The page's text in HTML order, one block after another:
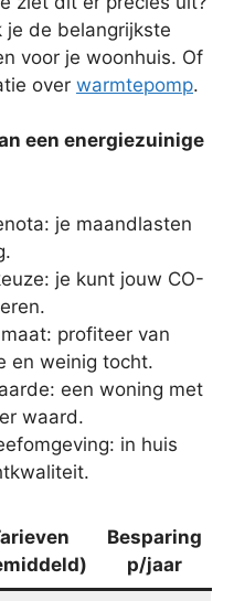
je de belangrijkste
voor je woonhuis. Of
over warmtepomp.
een energiezuinige
je maandlasten
je kunt jouw CO-
profiteer van
en weinig tocht.
een woning met
waard.
in huis
Besparing
p/jaar